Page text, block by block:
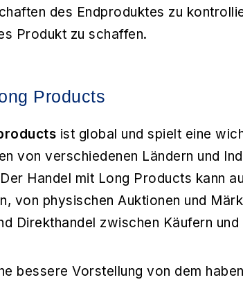
des Endproduktes zu
Produkt zu schaffen.
Products
ist global und spielt eine
von verschiedenen Ländern und
Handel mit Long Products kann
von physischen Auktionen und
Direkthandel zwischen Käufern und
bessere Vorstellung von dem